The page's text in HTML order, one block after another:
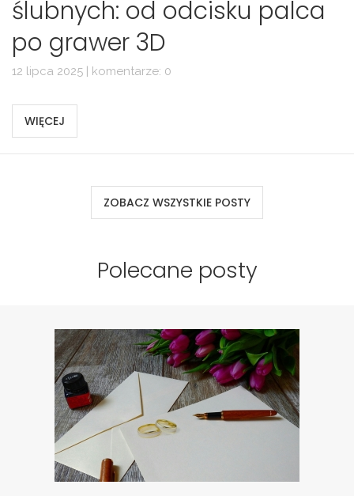
ślubnych: od odcisku palca
po grawer 3D
12 lipca 2025 | komentarze: 0
WIĘCEJ
ZOBACZ WSZYSTKIE POSTY
Polecane posty